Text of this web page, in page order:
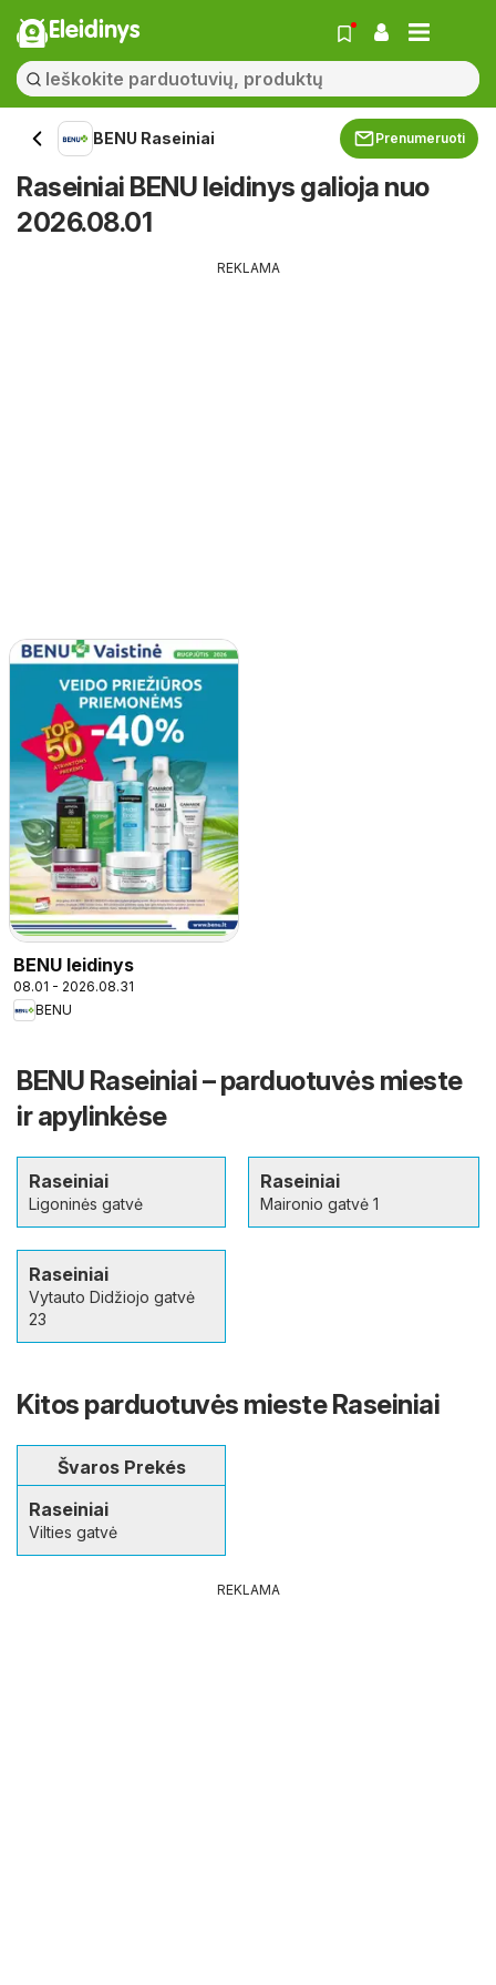
Eleidinys
BENU Raseiniai Prenumeruoti
Raseiniai BENU leidinys galioja nuo
2026.08.01
REKLAMA
BENU leidinys
08.01 - 2026.08.31
BENU
BENU Raseiniai – parduotuvės mieste
ir apylinkėse
Raseiniai
Ligoninės gatvė
Raseiniai
Maironio gatvė 1
Raseiniai
Vytauto Didžiojo gatvė
23
Kitos parduotuvės mieste Raseiniai
Švaros Prekés
Raseiniai
Vilties gatvė
REKLAMA